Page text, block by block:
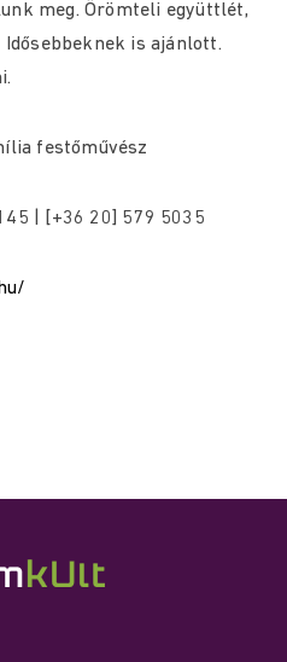
meg. Örömteli együttlét,
Idősebbeknek is ajánlott.
festőművész
| [+36 20] 579 5035